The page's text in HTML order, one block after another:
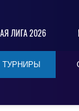
ЛИГА 2026
ТУРНИРЫ